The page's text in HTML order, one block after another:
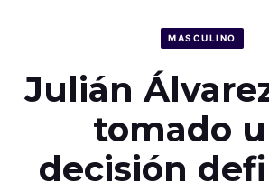
MASCULINO
Julián
tomado
decisión